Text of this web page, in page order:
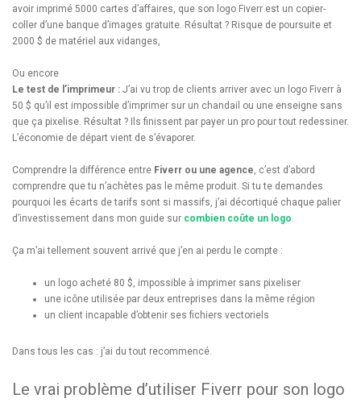
avoir imprimé 5000 cartes d’affaires, que son logo Fiverr est un copier-
coller d’une banque d’images gratuite. Résultat ? Risque de poursuite et
2000 $ de matériel aux vidanges,
Ou encore
Le test de l’imprimeur : J’ai vu trop de clients arriver avec un logo Fiverr à
50 $ qu’il est impossible d’imprimer sur un chandail ou une enseigne sans
que ça pixelise. Résultat ? Ils finissent par payer un pro pour tout redessiner.
L’économie de départ vient de s’évaporer.
Comprendre la différence entre Fiverr ou une agence, c’est d’abord
comprendre que tu n’achètes pas le même produit. Si tu te demandes
pourquoi les écarts de tarifs sont si massifs, j’ai décortiqué chaque palier
d’investissement dans mon guide sur combien coûte un logo.
Ça m’ai tellement souvent arrivé que j’en ai perdu le compte :
un logo acheté 80 $, impossible à imprimer sans pixeliser
une icône utilisée par deux entreprises dans la même région
un client incapable d’obtenir ses fichiers vectoriels
Dans tous les cas : j’ai du tout recommencé.
Le vrai problème d’utiliser Fiverr pour son logo